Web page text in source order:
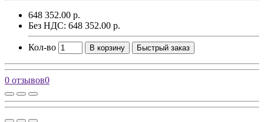
648 352.00 р.
Без НДС: 648 352.00 р.
Кол-во В корзину Быстрый заказ
0 отзывов0